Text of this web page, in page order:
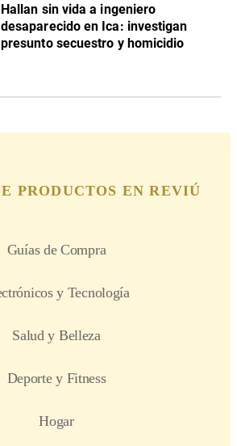
Hallan sin vida a ingeniero
desaparecido en Ica: investigan
presunto secuestro y homicidio